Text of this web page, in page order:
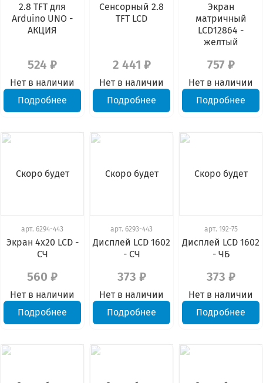
2.8 TFT для
Arduino UNO -
АКЦИЯ
524 ₽
Нет в наличии
Подробнее
Сенсорный 2.8
TFT LCD
2 441 ₽
Нет в наличии
Подробнее
Экран
матричный
LCD12864 -
желтый
757 ₽
Нет в наличии
Подробнее
Скоро будет
арт. 6294-443
Экран 4х20 LCD -
СЧ
560 ₽
Нет в наличии
Подробнее
Скоро будет
арт. 6293-443
Дисплей LCD 1602
- СЧ
373 ₽
Нет в наличии
Подробнее
Скоро будет
арт. 192-75
Дисплей LCD 1602
- ЧБ
373 ₽
Нет в наличии
Подробнее